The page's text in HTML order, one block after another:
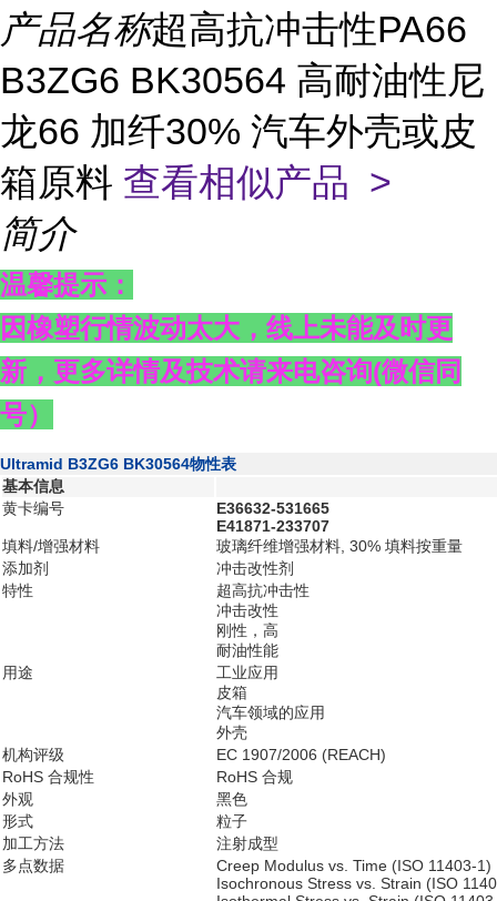
产品名称超高抗冲击性PA66
B3ZG6 BK30564 高耐油性尼
龙66 加纤30% 汽车外壳或皮
箱原料 查看相似产品 >
简介
温馨提示：
因橡塑行情波动太大，线上未能及时更
新，更多详情及技术请来电咨询(微信同
号）
Ultramid B3ZG6 BK30564物性表
基本信息
黄卡编号
E36632-531665
E41871-233707
填料/增强材料
玻璃纤维增强材料, 30% 填料按重量
添加剂
冲击改性剂
特性
超高抗冲击性
冲击改性
刚性，高
耐油性能
用途
工业应用
皮箱
汽车领域的应用
外壳
机构评级
EC 1907/2006 (REACH)
RoHS 合规性
RoHS 合规
外观
黑色
形式
粒子
加工方法
注射成型
多点数据
Creep Modulus vs. Time (ISO 11403-1)
Isochronous Stress vs. Strain (ISO